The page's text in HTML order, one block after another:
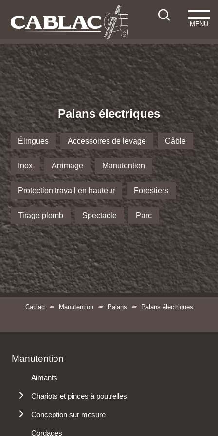
MENU
Palans électriques
Élingues Accessoires de levage Câble
Inox Arrimage Manutention
Protection travail en hauteur Forestiers
Tirage plomb Spectacle Parc
Cablac Manutention Palans Palans électriques
Manutention
Aimants
Chariots et pinces à poutrelles
Chariots porte palan
Conception sur mesure
Cé de levage
Cordages